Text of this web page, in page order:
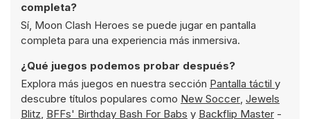
completa?
Sí, Moon Clash Heroes se puede jugar en pantalla
completa para una experiencia más inmersiva.
¿Qué juegos podemos probar después?
Explora más juegos en nuestra sección Pantalla táctil y
descubre títulos populares como New Soccer, Jewels
Blitz, BFFs' Birthday Bash For Babs y Backflip Master -